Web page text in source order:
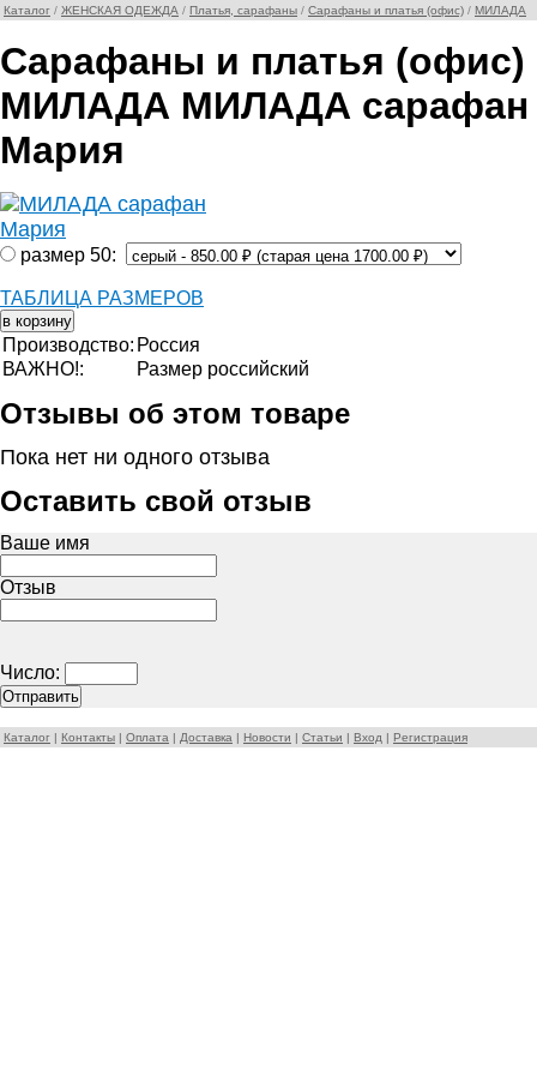
Каталог / ЖЕНСКАЯ ОДЕЖДА / Платья, сарафаны / Сарафаны и платья (офис) / МИЛАДА
Сарафаны и платья (офис)
МИЛАДА МИЛАДА сарафан
Мария
размер 50:
ТАБЛИЦА РАЗМЕРОВ
Производство: Россия
ВАЖНО!:
Размер российский
Отзывы об этом товаре
Пока нет ни одного отзыва
Оставить свой отзыв
Ваше имя
Отзыв
Число:
Каталог | Контакты | Оплата | Доставка | Новости | Статьи | Вход | Регистрация